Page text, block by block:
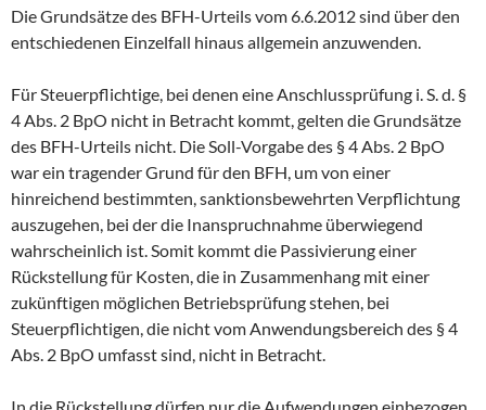
Die Grundsätze des BFH-Urteils vom 6.6.2012 sind über den
entschiedenen Einzelfall hinaus allgemein anzuwenden.
Für Steuerpflichtige, bei denen eine Anschlussprüfung i. S. d. §
4 Abs. 2 BpO nicht in Betracht kommt, gelten die Grundsätze
des BFH-Urteils nicht. Die Soll-Vorgabe des § 4 Abs. 2 BpO
war ein tragender Grund für den BFH, um von einer
hinreichend bestimmten, sanktionsbewehrten Verpflichtung
auszugehen, bei der die Inanspruchnahme überwiegend
wahrscheinlich ist. Somit kommt die Passivierung einer
Rückstellung für Kosten, die in Zusammenhang mit einer
zukünftigen möglichen Betriebsprüfung stehen, bei
Steuerpflichtigen, die nicht vom Anwendungsbereich des § 4
Abs. 2 BpO umfasst sind, nicht in Betracht.
In die Rückstellung dürfen nur die Aufwendungen einbezogen